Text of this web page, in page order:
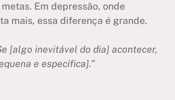
Em depressão, onde
mais, essa diferença é grande.
[algo inevitável do dia] acontecer,
e específica].”